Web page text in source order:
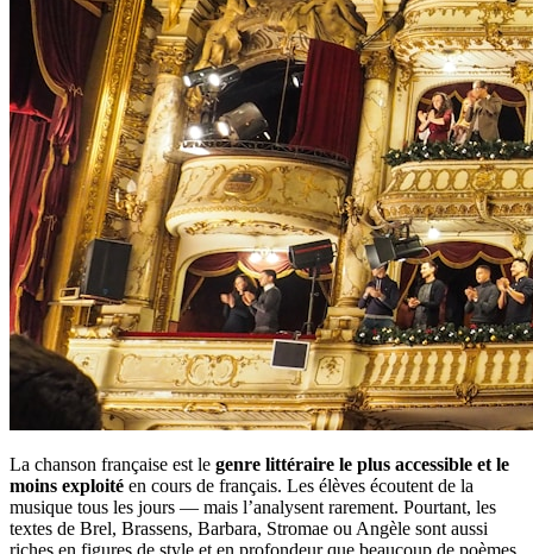
La chanson française est le genre littéraire le plus accessible et le
moins exploité en cours de français. Les élèves écoutent de la
musique tous les jours — mais l’analysent rarement. Pourtant, les
textes de Brel, Brassens, Barbara, Stromae ou Angèle sont aussi
riches en figures de style et en profondeur que beaucoup de poèmes